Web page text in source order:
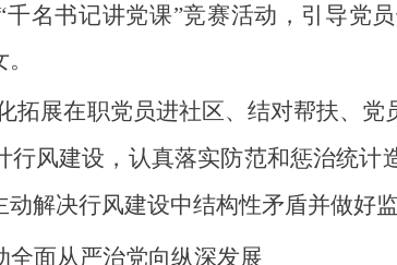
名书记讲党课”竞赛活动，引导党
拓展在职党员进社区、结对帮扶、
行风建设，认真落实防范和惩治统
解决行风建设中结构性矛盾并做好
面从严治党向纵深发展